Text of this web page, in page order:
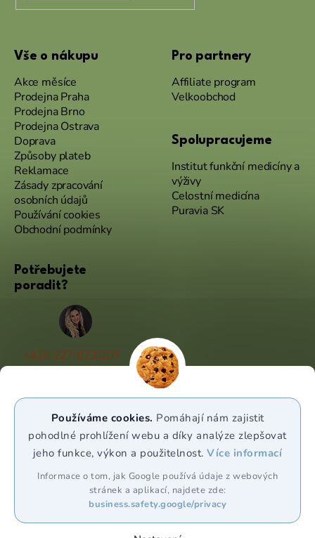
Používáme cookies. Pomáhají nám zajistit
pohodlné prohlížení webu a díky analýze zlepšovat
jeho funkce, výkon a použitelnost.Více informací
Informace o tom, jak Google používá údaje z webových
stránek a aplikací, najdete zde:
business.safety.google/privacy
Vše o nákupu
Akce měsíce
Prodejna Praha
Prodejna Brno
Prodejna Ostrava
Doprava
Způsoby plateb
Reklamace
Zásady zpracování
osobních údajů
Používání cookies
Obchodní podmínky
Pro partnery
Affiliate program
Velkoobchod
Spolupracujeme
Institut funkční medicíny a
výživy
Celostní medicína
Puravia SK
Potřebujete
poradit?
+420 227 072 207
(Po - Pá 9:00 - 17:00)
WhatsApp